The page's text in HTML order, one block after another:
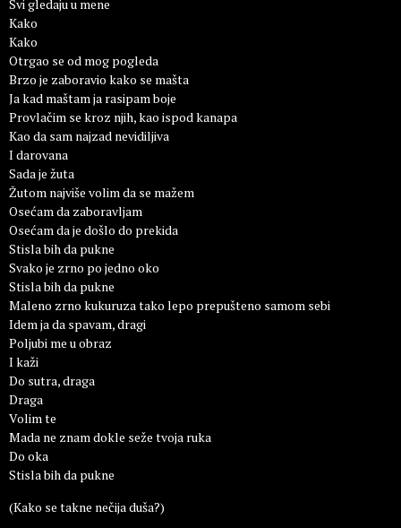
Svi gledaju u mene
Kako
Kako
Otrgao se od mog pogleda
Brzo je zaboravio kako se mašta
Ja kad maštam ja rasipam boje
Provlačim se kroz njih, kao ispod kanapa
Kao da sam najzad nevidiljiva
I darovana
Sada je žuta
Žutom najviše volim da se mažem
Osećam da zaboravljam
Osećam da je došlo do prekida
Stisla bih da pukne
Svako je zrno po jedno oko
Stisla bih da pukne
Maleno zrno kukuruza tako lepo prepušteno samom sebi
Idem ja da spavam, dragi
Poljubi me u obraz
I kaži
Do sutra, draga
Draga
Volim te
Mada ne znam dokle seže tvoja ruka
Do oka
Stisla bih da pukne
(Kako se takne nečija duša?)